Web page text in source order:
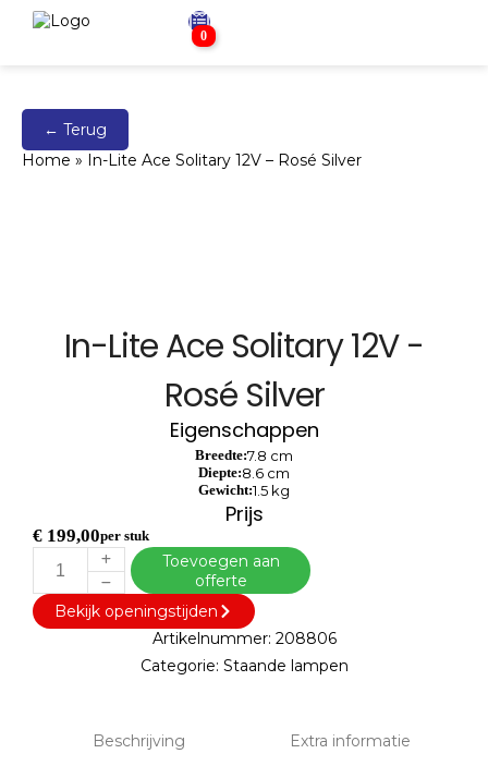
0
← Terug
Home » In-Lite Ace Solitary 12V – Rosé Silver
In-Lite Ace Solitary 12V -
Rosé Silver
Eigenschappen
Breedte:7.8 cm
Diepte:8.6 cm
Gewicht:1.5 kg
Prijs
€ 199,00per stuk
Toevoegen aan
offerte
Bekijk openingstijden
Artikelnummer: 208806
Categorie: Staande lampen
Beschrijving Extra informatie